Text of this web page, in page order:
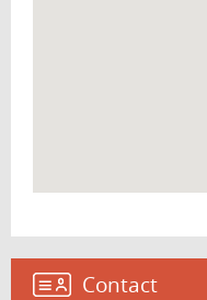
Contact :